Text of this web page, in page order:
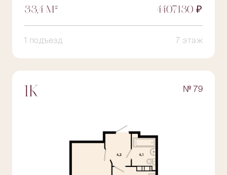
33,4 М² 4407130 ₽
1 подъезд 7 этаж
1К № 79